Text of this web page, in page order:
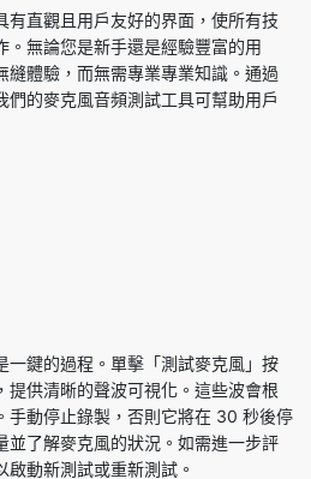
有直觀且用戶友好的界面，使所有技
。無論您是新手還是經驗豐富的用
縫體驗，而無需專業專業知識。通過
們的麥克風音頻測試工具可幫助用戶
一鍵的過程。單擊「測試麥克風」按
提供清晰的聲波可視化。這些波會根
手動停止錄製，否則它將在 30 秒後停
並了解麥克風的狀況。如需進一步評
動新測試或重新測試。